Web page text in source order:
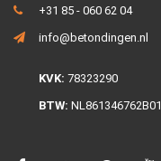
+31 85 - 060 62 04
info@betondingen.nl
KVK: 78323290
BTW: NL861346762B01